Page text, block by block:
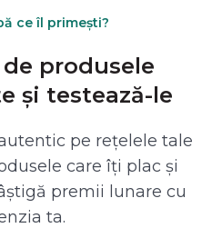
ce îl primești?
produsele
și testează-le
pe rețelele tale
care îți plac și
premii lunare cu
ta.